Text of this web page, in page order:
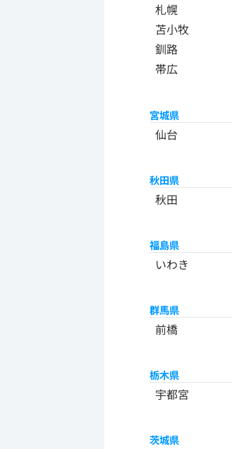
札幌
苫小牧
釧路
帯広
宮城県
仙台
秋田県
秋田
福島県
いわき
群馬県
前橋
栃木県
宇都宮
茨城県